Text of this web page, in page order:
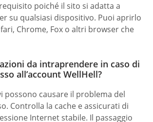
poiché il sito si adatta a
su qualsiasi dispositivo. Puoi aprirlo
Chrome, Fox o altri browser che
da intraprendere in caso di
all’account WellHell?
possono causare il problema del
Controlla la cache e assicurati di
Internet stabile. Il passaggio